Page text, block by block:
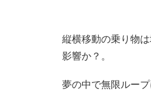
縦横移動の乗り物
影響か？。
夢の中で無限ルー